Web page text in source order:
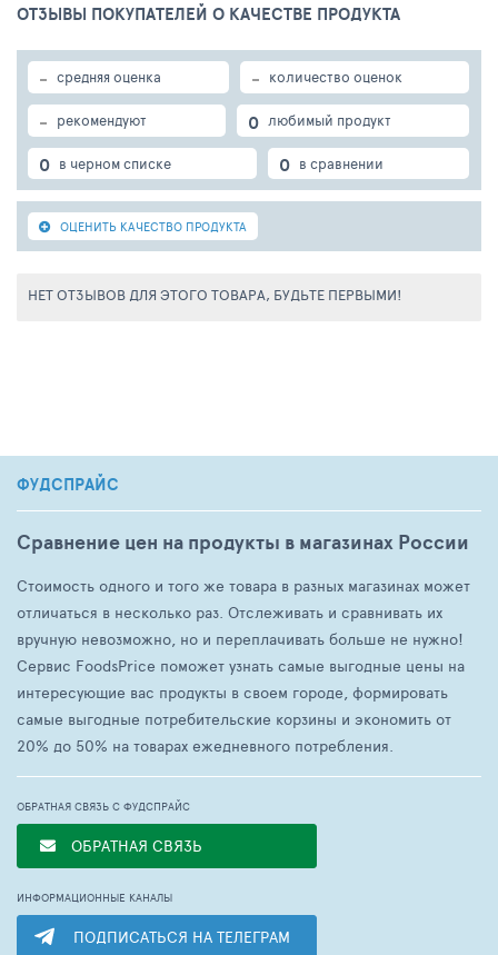
ОТЗЫВЫ ПОКУПАТЕЛЕЙ О КАЧЕСТВЕ ПРОДУКТА
- средняя оценка - количество оценок
- рекомендуют 0 любимый продукт
0 в черном списке 0 в сравнении
ОЦЕНИТЬ КАЧЕСТВО ПРОДУКТА
НЕТ ОТЗЫВОВ ДЛЯ ЭТОГО ТОВАРА, БУДЬТЕ ПЕРВЫМИ!
ФУДСПРАЙС
Сравнение цен на продукты в магазинах России
Стоимость одного и того же товара в разных магазинах может
отличаться в несколько раз. Отслеживать и сравнивать их
вручную невозможно, но и переплачивать больше не нужно!
Сервис FoodsPrice поможет узнать самые выгодные цены на
интересующие вас продукты в своем городе, формировать
самые выгодные потребительские корзины и экономить от
20% до 50% на товарах ежедневного потребления.
ОБРАТНАЯ СВЯЗЬ С ФУДСПРАЙС
ОБРАТНАЯ СВЯЗЬ
ИНФОРМАЦИОННЫЕ КАНАЛЫ
ПОДПИСАТЬСЯ НА ТЕЛЕГРАМ